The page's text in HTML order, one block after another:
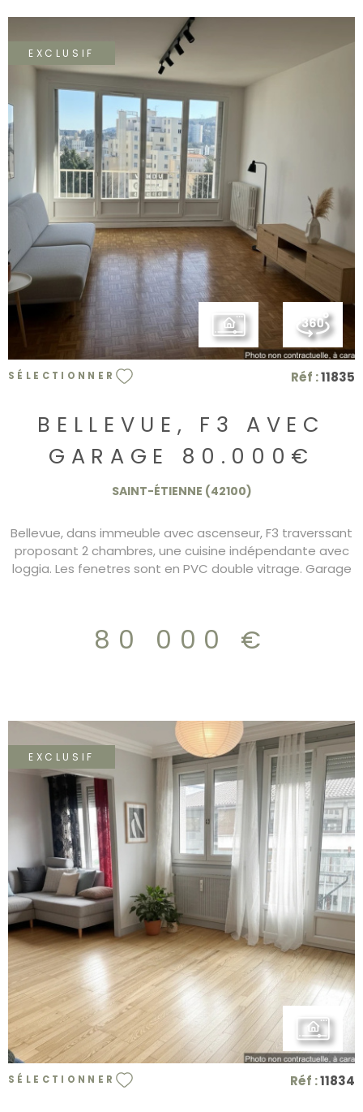
EXCLUSIF
VOIR LE BIEN
SÉLECTIONNER Réf :11835
BELLEVUE, F3 AVEC
GARAGE 80.000€
SAINT-ÉTIENNE (42100)
Bellevue, dans immeuble avec ascenseur, F3 traverssant
proposant 2 chambres, une cuisine indépendante avec
loggia. Les fenetres sont en PVC double vitrage. Garage
80 000 €
EXCLUSIF
VOIR LE BIEN
SÉLECTIONNER Réf :11834